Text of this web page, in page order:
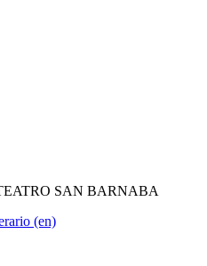
SAN BARNABA
(en)